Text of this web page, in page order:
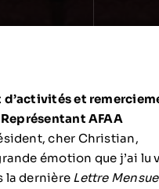
et
AFAA
cher Christian,
émotion que j’ai lu
la dernière Lettre